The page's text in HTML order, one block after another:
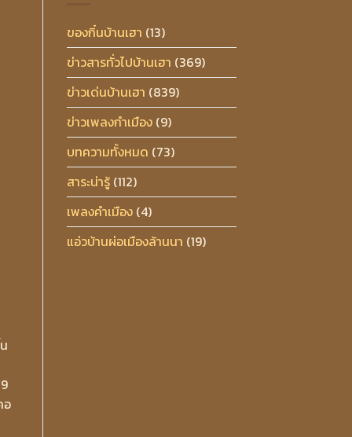
อ
ของกิ๋นบ้านเฮา (13)
ข่าวสารทั่วไปบ้านเฮา (369)
ข่าวเด่นบ้านเฮา (839)
ข่าวเพลงกำเมือง(9)
บทความทั้งหมด (73)
สาระน่ารู้(112)
เพลงคำเมือง(4)
แอ่วบ้านผ่อเมืองล้านนา (19)